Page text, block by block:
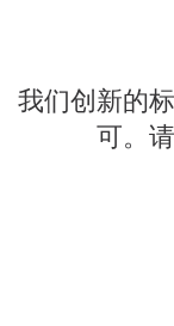
我们创新的
可。